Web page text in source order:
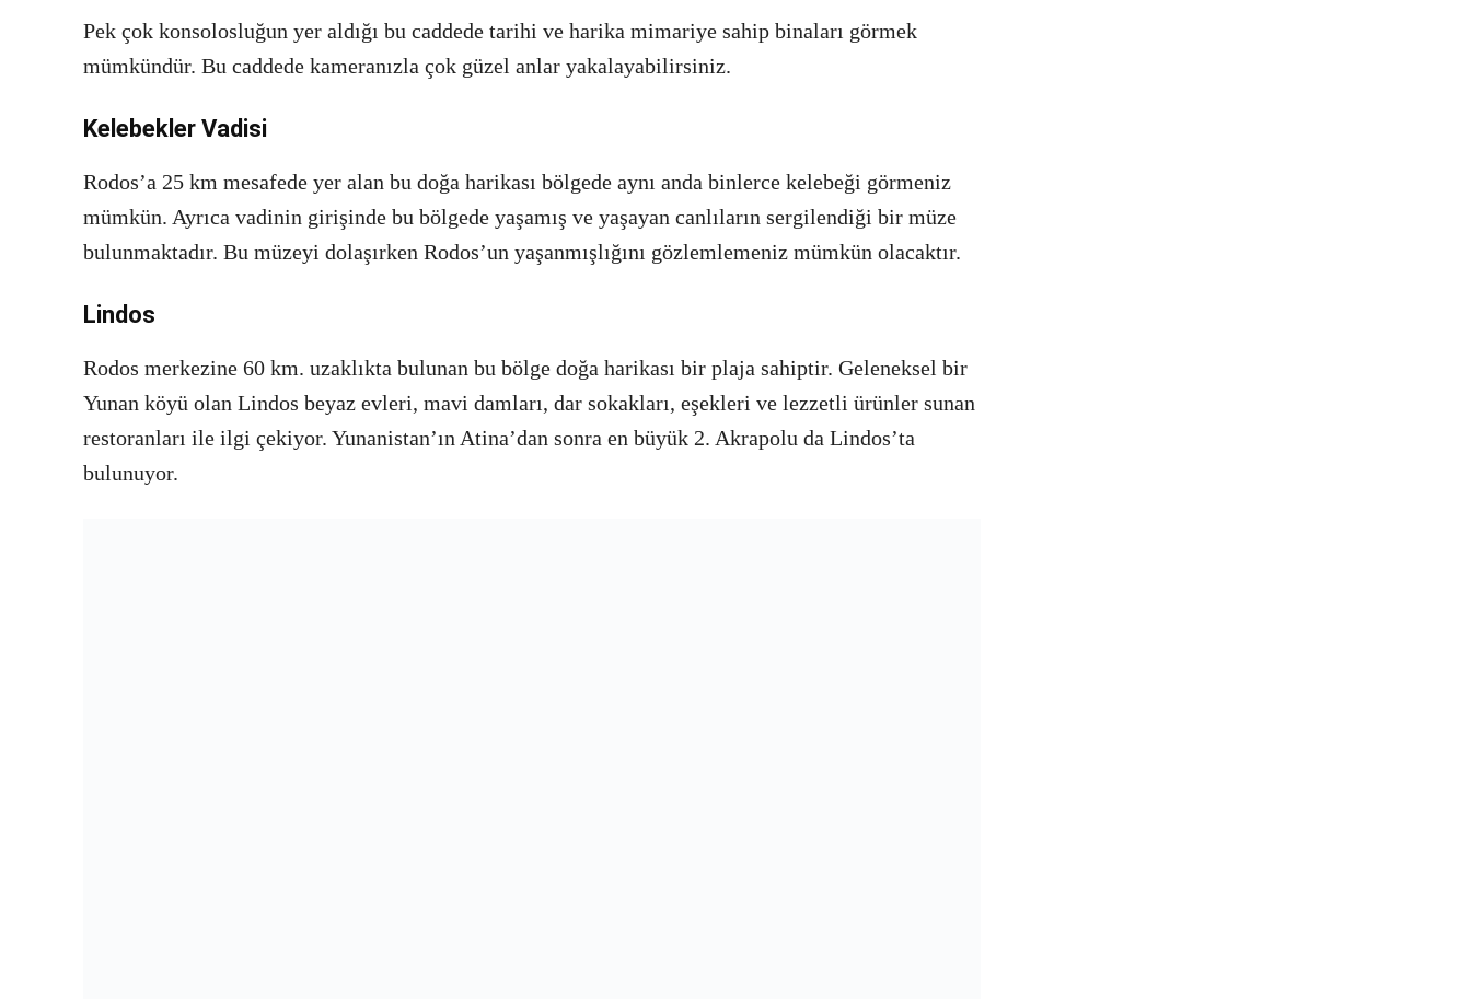
Pek çok konsolosluğun yer aldığı bu caddede tarihi ve harika mimariye sahip binaları görmek
mümkündür. Bu caddede kameranızla çok güzel anlar yakalayabilirsiniz.
Kelebekler Vadisi
Rodos’a 25 km mesafede yer alan bu doğa harikası bölgede aynı anda binlerce kelebeği görmeniz
mümkün. Ayrıca vadinin girişinde bu bölgede yaşamış ve yaşayan canlıların sergilendiği bir müze
bulunmaktadır. Bu müzeyi dolaşırken Rodos’un yaşanmışlığını gözlemlemeniz mümkün olacaktır.
Lindos
Rodos merkezine 60 km. uzaklıkta bulunan bu bölge doğa harikası bir plaja sahiptir. Geleneksel bir
Yunan köyü olan Lindos beyaz evleri, mavi damları, dar sokakları, eşekleri ve lezzetli ürünler sunan
restoranları ile ilgi çekiyor. Yunanistan’ın Atina’dan sonra en büyük 2. Akrapolu da Lindos’ta
bulunuyor.